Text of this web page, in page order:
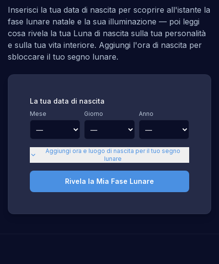
Inserisci la tua data di nascita per scoprire all'istante la
fase lunare natale e la sua illuminazione — poi leggi
cosa rivela la tua Luna di nascita sulla tua personalità
e sulla tua vita interiore. Aggiungi l'ora di nascita per
sbloccare il tuo segno lunare.
La tua data di nascita
Mese Giorno Anno
Aggiungi ora e luogo di nascita per il tuo segno
lunare
Rivela la Mia Fase Lunare